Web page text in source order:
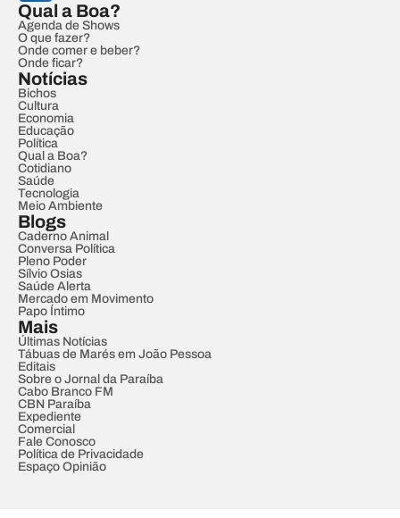
Qual a Boa?
Agenda de Shows
O que fazer?
Onde comer e beber?
Onde ficar?
Notícias
Bichos
Cultura
Economia
Educação
Política
Qual a Boa?
Cotidiano
Saúde
Tecnologia
Meio Ambiente
Blogs
Caderno Animal
Conversa Política
Pleno Poder
Sílvio Osias
Saúde Alerta
Mercado em Movimento
Papo Íntimo
Mais
Últimas Notícias
Tábuas de Marés em João Pessoa
Editais
Sobre o Jornal da Paraíba
Cabo Branco FM
CBN Paraíba
Expediente
Comercial
Fale Conosco
Política de Privacidade
Espaço Opinião